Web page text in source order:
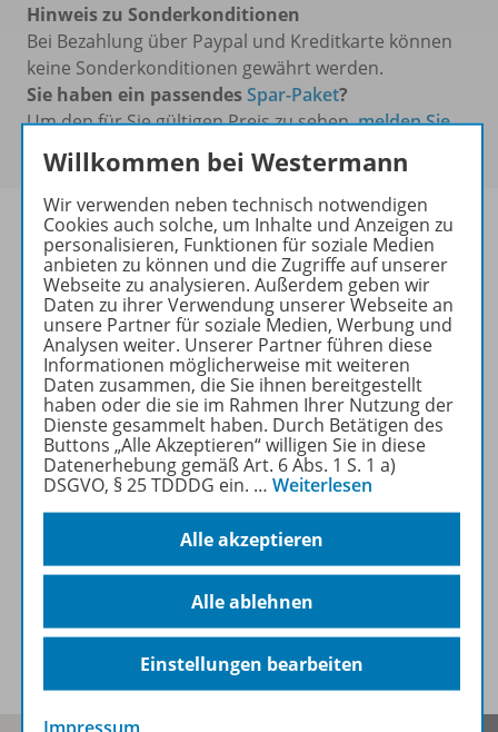
Hinweis zu Sonderkonditionen
Bei Bezahlung über Paypal und Kreditkarte können
keine Sonderkonditionen gewährt werden.
Sie haben ein passendesSpar-Paket?
Um den für Sie gültigen Preis zu sehen,melden Sie
sich bitte an
Informationen
Beschreibung
Weitere Inhalte der Ausgabe
Ergänzende Materialien
Spar-Pakete
Willkommen bei Westermann
Wir verwenden neben technisch notwendigen
Cookies auch solche, um Inhalte und Anzeigen zu
personalisieren, Funktionen für soziale Medien
anbieten zu können und die Zugriffe auf unserer
Webseite zu analysieren. Außerdem geben wir
Daten zu ihrer Verwendung unserer Webseite an
unsere Partner für soziale Medien, Werbung und
Analysen weiter. Unserer Partner führen diese
Informationen möglicherweise mit weiteren
Daten zusammen, die Sie ihnen bereitgestellt
haben oder die sie im Rahmen Ihrer Nutzung der
Dienste gesammelt haben. Durch Betätigen des
Buttons „Alle Akzeptieren“ willigen Sie in diese
Datenerhebung gemäß Art. 6 Abs. 1 S. 1 a)
DSGVO, § 25 TDDDG ein. … Weiterlesen
Alle akzeptieren
Alle ablehnen
Einstellungen bearbeiten
Impressum